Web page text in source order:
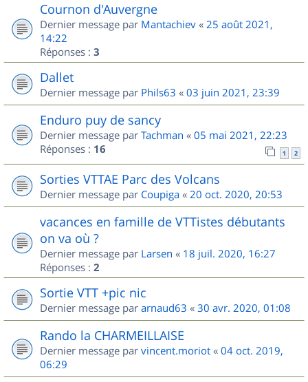
Cournon d'Auvergne
Dernier message par Mantachiev « 25 août 2021,
14:22
Réponses : 3
Dallet
Dernier message par Phils63 « 03 juin 2021, 23:39
Enduro puy de sancy
Dernier message par Tachman « 05 mai 2021, 22:23
Réponses : 16 1 2
Sorties VTTAE Parc des Volcans
Dernier message par Coupiga « 20 oct. 2020, 20:53
vacances en famille de VTTistes débutants
on va où ?
Dernier message par Larsen « 18 juil. 2020, 16:27
Réponses : 2
Sortie VTT +pic nic
Dernier message par arnaud63 « 30 avr. 2020, 01:08
Rando la CHARMEILLAISE
Dernier message par vincent.moriot « 04 oct. 2019,
06:29